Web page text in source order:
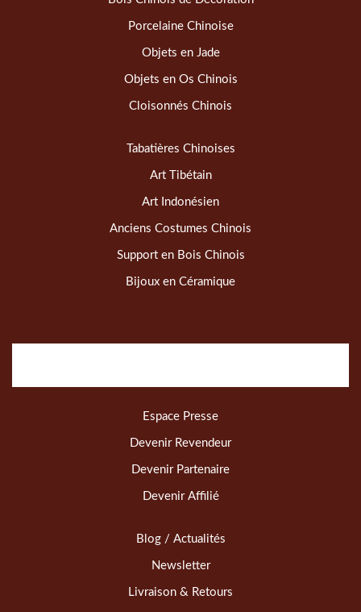
Porcelaine Chinoise
Objets en Jade
Objets en Os Chinois
Cloisonnés Chinois
Tabatières Chinoises
Art Tibétain
Art Indonésien
Anciens Costumes Chinois
Support en Bois Chinois
Bijoux en Céramique
Espace Presse
Devenir Revendeur
Devenir Partenaire
Devenir Affilié
Blog / Actualités
Newsletter
Livraison & Retours